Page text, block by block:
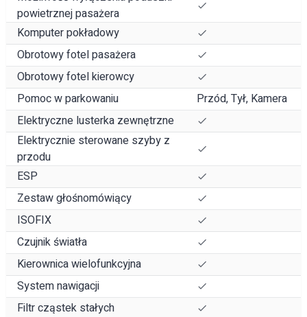
powietrznej pasażera
Komputer pokładowy
Obrotowy fotel pasażera
Obrotowy fotel kierowcy
Pomoc w parkowaniu
Przód, Tył, Kamera
Elektryczne lusterka zewnętrzne
Elektrycznie sterowane szyby z
przodu
ESP
Zestaw głośnomówiący
ISOFIX
Czujnik światła
Kierownica wielofunkcyjna
System nawigacji
Filtr cząstek stałych